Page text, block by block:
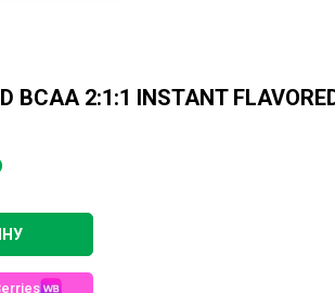
BCAA 2:1:1 INSTANT